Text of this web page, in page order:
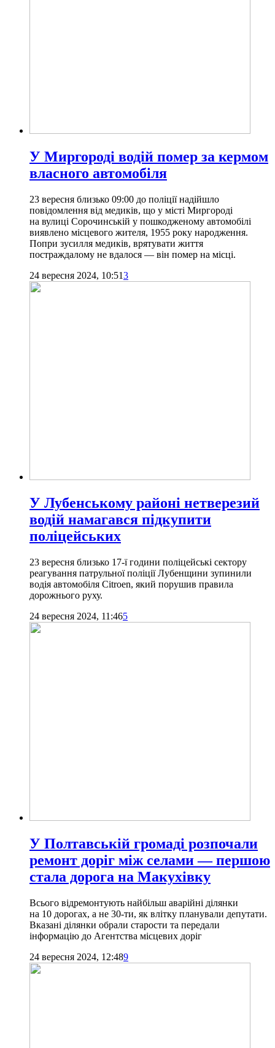
У Миргороді водій помер за кермом
власного автомобіля
23 вересня близько 09:00 до поліції надійшло
повідомлення від медиків, що у місті Миргороді
на вулиці Сорочинській у пошкодженому автомобілі
виявлено місцевого жителя, 1955 року народження.
Попри зусилля медиків, врятувати життя
постраждалому не вдалося — він помер на місці.
24 вересня 2024, 10:513
У Лубенському районі нетверезий
водій намагався підкупити
поліцейських
23 вересня близько 17-ї години поліцейські сектору
реагування патрульної поліції Лубенщини зупинили
водія автомобіля Citroen, який порушив правила
дорожнього руху.
24 вересня 2024, 11:465
У Полтавській громаді розпочали
ремонт доріг між селами — першою
стала дорога на Макухівку
Всього відремонтують найбільш аварійні ділянки
на 10 дорогах, а не 30-ти, як влітку планували депутати.
Вказані ділянки обрали старости та передали
інформацію до Агентства місцевих доріг
24 вересня 2024, 12:489